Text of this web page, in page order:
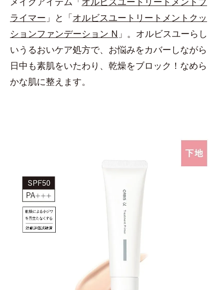
ライマー 」と「オルビスユートリートメントクッ
ションファンデーション N 」。オルビスユーらし
いうるおいケア処方で、お悩みをカバーしながら
日中も素肌をいたわり、乾燥をブロック！なめら
かな肌に整えます。